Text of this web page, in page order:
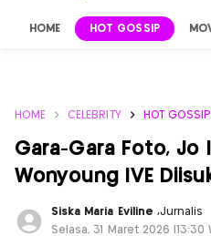
HOME HOT GOSSIP
HOME CELEBRITY HOT GOSSIP
Gara-Gara Foto, Jo
Wonyoung IVE
Siska Maria Eviline ,Jurnalis
Selasa, 31 Maret 2026 |13:30